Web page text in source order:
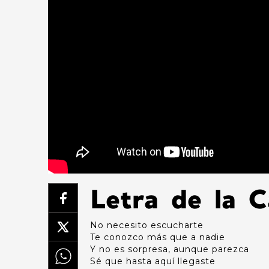
Letra de la
No necesito escucharte
Te conozco más que a nadie
Y no es sorpresa, aunque parezca
Sé que hasta aquí llegaste